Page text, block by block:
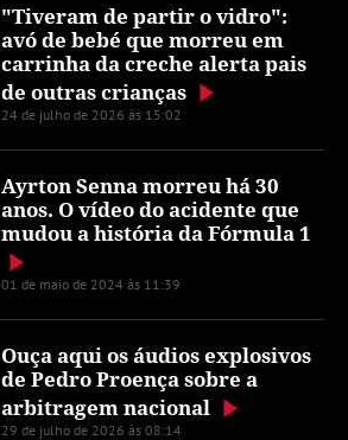
"Tiveram de partir o vidro":
avó de bebé que morreu em
carrinha da creche alerta pais
de outras crianças
24 de julho de 2026 às 15:02
Ayrton Senna morreu há 30
anos. O vídeo do acidente que
mudou a história da Fórmula 1
01 de maio de 2024 às 11:39
Ouça aqui os áudios explosivos
de Pedro Proença sobre a
arbitragem nacional
29 de julho de 2026 às 08:14